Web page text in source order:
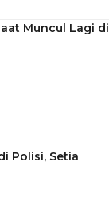
Muncul Lagi di
Polisi, Setia